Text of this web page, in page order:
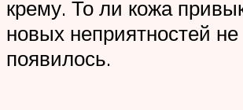
крему. То ли кожа
новых неприятностей не
появилось.